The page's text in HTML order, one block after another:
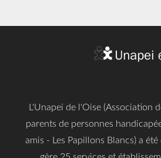
L'Unapei de l'Oise (Association
parents de personnes
amis - Les Papillons Blancs) a